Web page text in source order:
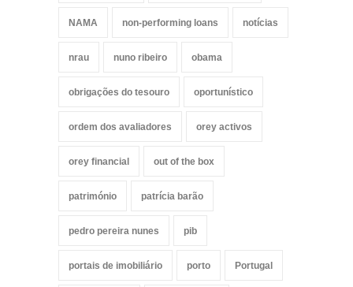
NAMA non-performing loans notícias
nrau nuno ribeiro obama
obrigações do tesouro oportunístico
ordem dos avaliadores orey activos
orey financial out of the box
património patrícia barão
pedro pereira nunes pib
portais de imobiliário porto Portugal